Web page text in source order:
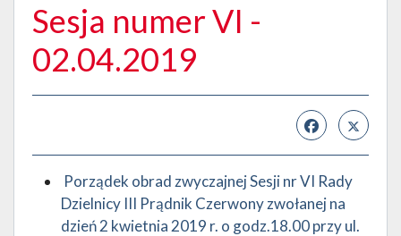
Sesja numer VI -
02.04.2019
Porządek obrad zwyczajnej Sesji nr VI Rady
Dzielnicy III Prądnik Czerwony zwołanej na
dzień 2 kwietnia 2019 r. o godz.18.00 przy ul.